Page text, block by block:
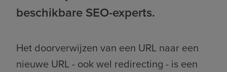
beschikbare SEO-experts.
Het doorverwijzen van een URL naar een
nieuwe URL - ook wel redirecting - is een